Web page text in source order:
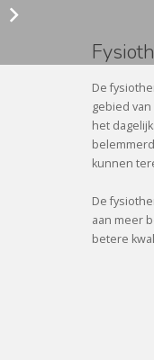
De
gebied
het
kunnen
De
aan meer
betere